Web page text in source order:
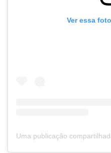
Ver essa